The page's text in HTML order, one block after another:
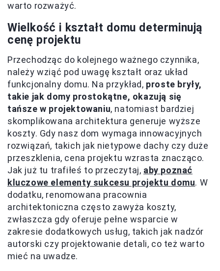
warto rozważyć.
Wielkość i kształt domu determinują
cenę projektu
Przechodząc do kolejnego ważnego czynnika,
należy wziąć pod uwagę kształt oraz układ
funkcjonalny domu. Na przykład, proste bryły,
takie jak domy prostokątne, okazują się
tańsze w projektowaniu, natomiast bardziej
skomplikowana architektura generuje wyższe
koszty. Gdy nasz dom wymaga innowacyjnych
rozwiązań, takich jak nietypowe dachy czy duże
przeszklenia, cena projektu wzrasta znacząco.
Jak już tu trafiłeś to przeczytaj, aby poznać
kluczowe elementy sukcesu projektu domu. W
dodatku, renomowana pracownia
architektoniczna często zawyża koszty,
zwłaszcza gdy oferuje pełne wsparcie w
zakresie dodatkowych usług, takich jak nadzór
autorski czy projektowanie detali, co też warto
mieć na uwadze.